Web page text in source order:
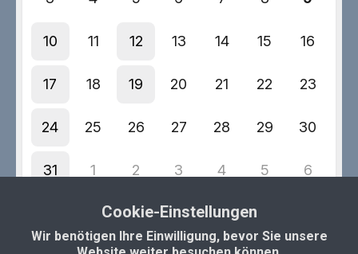
Cookie-Einstellungen
Wir benötigen Ihre Einwilligung, bevor Sie unsere